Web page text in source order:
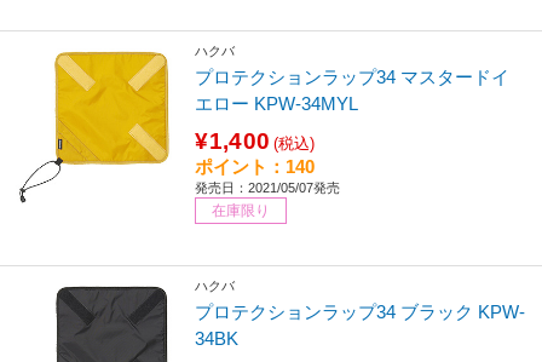
ハクバ
プロテクションラップ34 マスタードイ
エロー KPW-34MYL
¥1,400 (税込)
ポイント：140
発売日：2021/05/07発売
在庫限り
ハクバ
プロテクションラップ34 ブラック KPW-
34BK